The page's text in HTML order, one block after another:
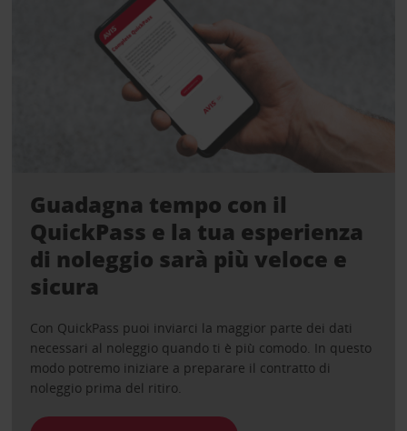
Guadagna tempo con il
QuickPass e la tua esperienza
di noleggio sarà più veloce e
sicura
Con QuickPass puoi inviarci la maggior parte dei dati
necessari al noleggio quando ti è più comodo. In questo
modo potremo iniziare a preparare il contratto di
noleggio prima del ritiro.